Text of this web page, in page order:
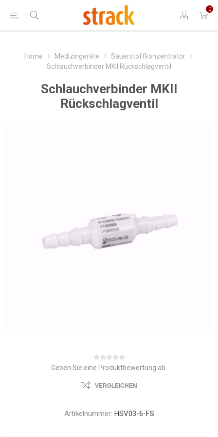
0
Home Medizingeräte
Sauerstoffkonzentrator
Schlauchverbinder MKII Rückschlagventil
Schlauchverbinder MKII
Rückschlagventil
Geben Sie eine Produktbewertung ab.
VERGLEICHEN
Artikelnummer: HSV03-6-FS